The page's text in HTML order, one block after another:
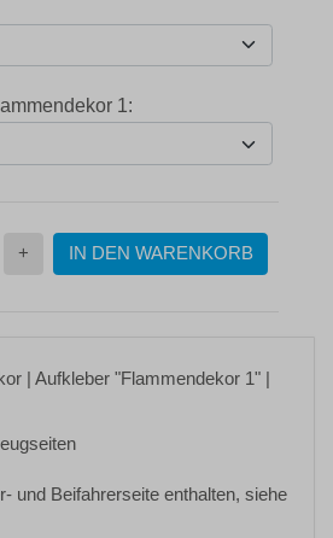
1:
+ IN DEN WARENKORB
| Aufkleber "Flammendekor 1" |
und Beifahrerseite enthalten, siehe